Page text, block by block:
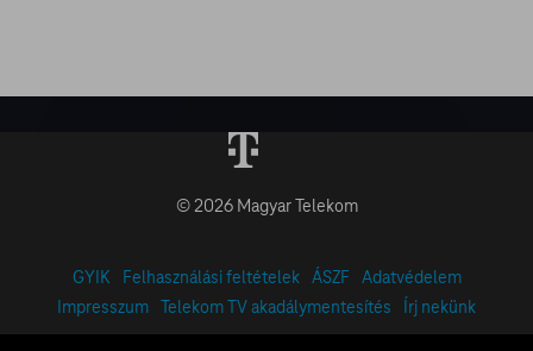
© 2026 Magyar Telekom
GYIK Felhasználási feltételek ÁSZF
Adatvédelem
Impresszum Telekom TV akadálymentesítés Írj nekünk